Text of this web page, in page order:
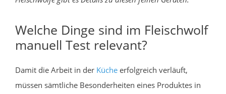
Welche Dinge sind im Fleischwolf
manuell Test relevant?
Damit die Arbeit in der Küche erfolgreich verläuft,
müssen sämtliche Besonderheiten eines Produktes in